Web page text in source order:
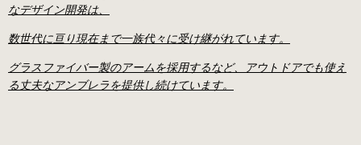
なデザイン開発は、
数世代に亘り現在まで一族代々に受け継がれています。
グラスファイバー製のアームを採用するなど、アウトドアでも使え
る丈夫なアンブレラを提供し続けています。